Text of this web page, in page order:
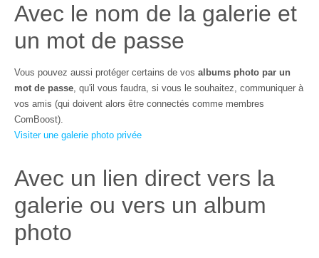
Avec le nom de la galerie et
un mot de passe
Vous pouvez aussi protéger certains de vos albums photo par un
mot de passe, qu'il vous faudra, si vous le souhaitez, communiquer à
vos amis (qui doivent alors être connectés comme membres
ComBoost).
Visiter une galerie photo privée
Avec un lien direct vers la
galerie ou vers un album
photo